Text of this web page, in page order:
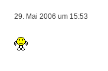
29. Mai 2006 um 15:53